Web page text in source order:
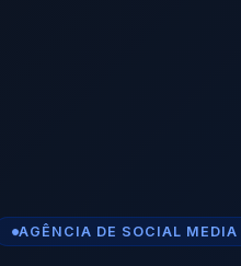
AGÊNCIA DE SOCIAL